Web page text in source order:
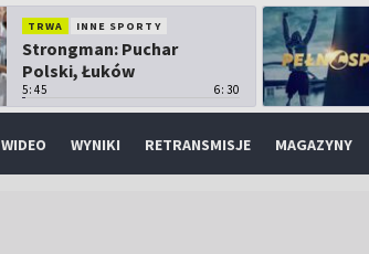
TRWA INNE SPORTY
Strongman: Puchar
Polski, Łuków
5:45 6:30
WIDEO WYNIKI RETRANSMISJE MAGAZYNY